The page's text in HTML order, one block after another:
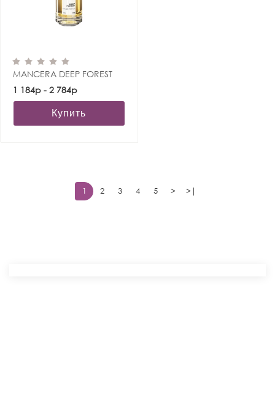
MANCERA DEEP FOREST
1 184р - 2 784р
Купить
1 2 3 4 5 > >|